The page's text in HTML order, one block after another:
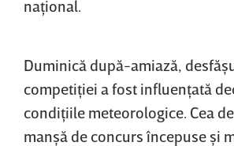
naţional.
Duminică după-amiază,
competiţiei a fost influenţată
condiţiile meteorologice. Cea
manşă de concurs începuse şi